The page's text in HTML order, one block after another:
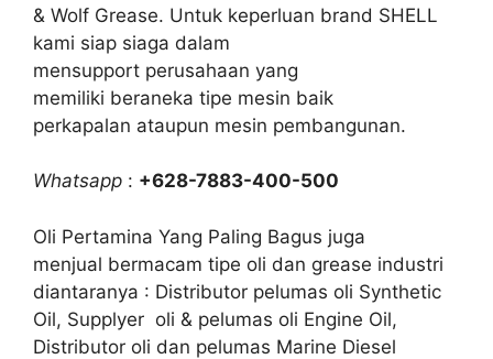
& Wolf Grease. Untuk keperluan brand SHELL
kami siap siaga dalam
mensupport perusahaan yang
memiliki beraneka tipe mesin baik
perkapalan ataupun mesin pembangunan.
Whatsapp : +628-7883-400-500
Oli Pertamina Yang Paling Bagus juga
menjual bermacam tipe oli dan grease industri
diantaranya : Distributor pelumas oli Synthetic
Oil, Supplyer oli & pelumas oli Engine Oil,
Distributor oli dan pelumas Marine Diesel